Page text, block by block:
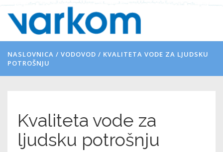
NASLOVNICA / VODOVOD / KVALITETA VODE ZA LJUDSKU
POTROŠNJU
Kvaliteta vode za
ljudsku potrošnju